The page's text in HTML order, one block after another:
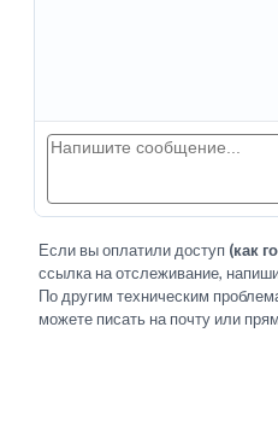
Если вы оплатили доступ (как
ссылка на отслеживание,
По другим техническим
можете писать на почту или